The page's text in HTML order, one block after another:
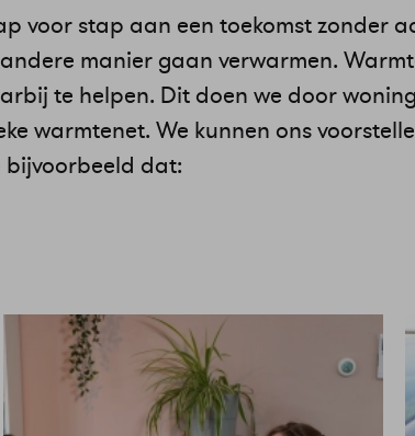
voor stap aan een toekomst zonder
manier gaan verwarmen.
te helpen. Dit doen we door
warmtenet. We kunnen ons
dat: